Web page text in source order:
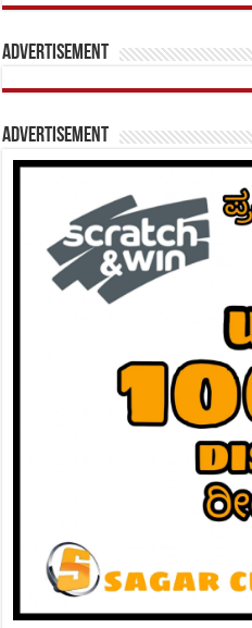
Advertisement
Advertisement